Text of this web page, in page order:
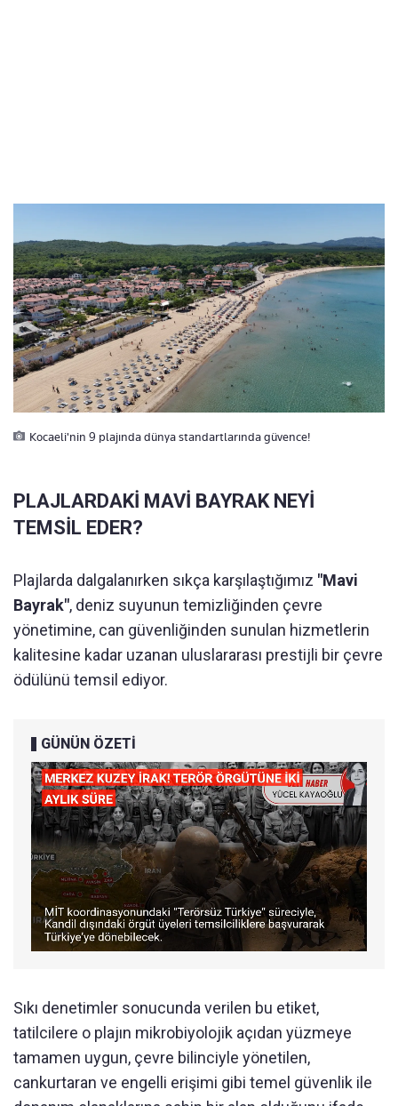
Kocaeli'nin 9 plajında dünya standartlarında güvence!
PLAJLARDAKİ MAVİ BAYRAK NEYİ
TEMSİL EDER?
Plajlarda dalgalanırken sıkça karşılaştığımız "Mavi
Bayrak", deniz suyunun temizliğinden çevre
yönetimine, can güvenliğinden sunulan hizmetlerin
kalitesine kadar uzanan uluslararası prestijli bir çevre
ödülünü temsil ediyor.
GÜNÜN ÖZETİ
Sıkı denetimler sonucunda verilen bu etiket,
tatilcilere o plajın mikrobiyolojik açıdan yüzmeye
tamamen uygun, çevre bilinciyle yönetilen,
cankurtaran ve engelli erişimi gibi temel güvenlik ile